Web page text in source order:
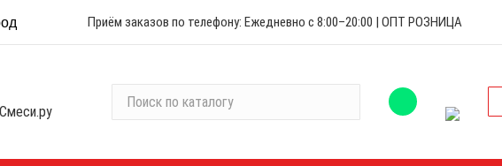
Приём заказов по телефону: Ежедневно с 8:00–20:00 | ОПТ РОЗНИЦА
с